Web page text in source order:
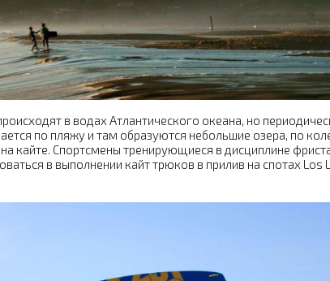
в водах Атлантического океана, но
по пляжу и там образуются небольшие озера, по
кайте. Спортсмены тренирующиеся в дисциплине
в выполнении кайт трюков в прилив на спотах Los